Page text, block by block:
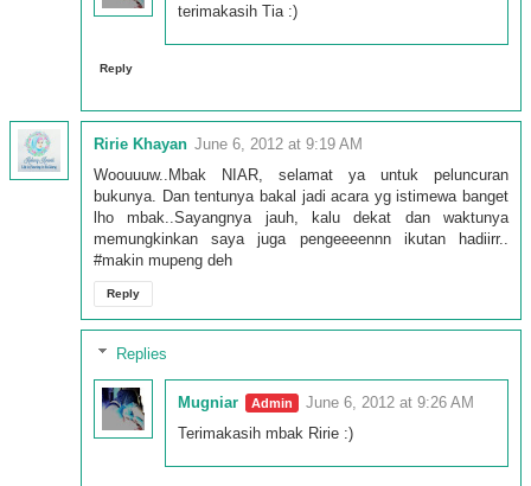
terimakasih Tia :)
Reply
Ririe Khayan June 6, 2012 at 9:19 AM
Woouuuw..Mbak NIAR, selamat ya untuk peluncuran
bukunya. Dan tentunya bakal jadi acara yg istimewa banget
lho mbak..Sayangnya jauh, kalu dekat dan waktunya
memungkinkan saya juga pengeeeennn ikutan hadiirr..
#makin mupeng deh
Reply
Replies
Mugniar
June 6, 2012 at 9:26 AM
Terimakasih mbak Ririe :)